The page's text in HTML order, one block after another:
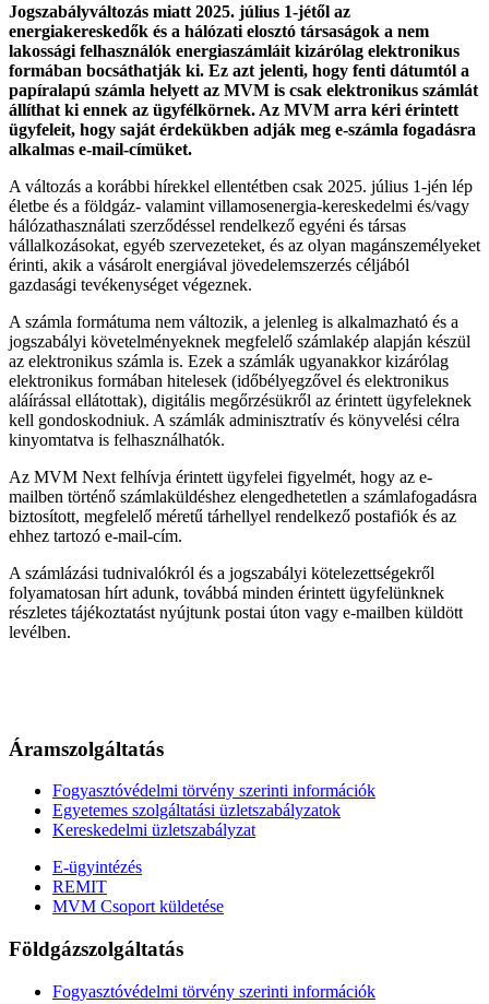
Jogszabályváltozás miatt 2025. július 1-jétől az
energiakereskedők és a hálózati elosztó társaságok a nem
lakossági felhasználók energiaszámláit kizárólag elektronikus
formában bocsáthatják ki. Ez azt jelenti, hogy fenti dátumtól a
papíralapú számla helyett az MVM is csak elektronikus számlát
állíthat ki ennek az ügyfélkörnek. Az MVM arra kéri érintett
ügyfeleit, hogy saját érdekükben adják meg e-számla fogadásra
alkalmas e-mail-címüket.
A változás a korábbi hírekkel ellentétben csak 2025. július 1-jén lép
életbe és a földgáz- valamint villamosenergia-kereskedelmi és/vagy
hálózathasználati szerződéssel rendelkező egyéni és társas
vállalkozásokat, egyéb szervezeteket, és az olyan magánszemélyeket
érinti, akik a vásárolt energiával jövedelemszerzés céljából
gazdasági tevékenységet végeznek.
A számla formátuma nem változik, a jelenleg is alkalmazható és a
jogszabályi követelményeknek megfelelő számlakép alapján készül
az elektronikus számla is. Ezek a számlák ugyanakkor kizárólag
elektronikus formában hitelesek (időbélyegzővel és elektronikus
aláírással ellátottak), digitális megőrzésükről az érintett ügyfeleknek
kell gondoskodniuk. A számlák adminisztratív és könyvelési célra
kinyomtatva is felhasználhatók.
Az MVM Next felhívja érintett ügyfelei figyelmét, hogy az e-
mailben történő számlaküldéshez elengedhetetlen a számlafogadásra
biztosított, megfelelő méretű tárhellyel rendelkező postafiók és az
ehhez tartozó e-mail-cím.
A számlázási tudnivalókról és a jogszabályi kötelezettségekről
folyamatosan hírt adunk, továbbá minden érintett ügyfelünknek
részletes tájékoztatást nyújtunk postai úton vagy e-mailben küldött
levélben.
Áramszolgáltatás
Fogyasztóvédelmi törvény szerinti információk
Egyetemes szolgáltatási üzletszabályzatok
Kereskedelmi üzletszabályzat
E-ügyintézés
REMIT
MVM Csoport küldetése
Földgázszolgáltatás
Fogyasztóvédelmi törvény szerinti információk